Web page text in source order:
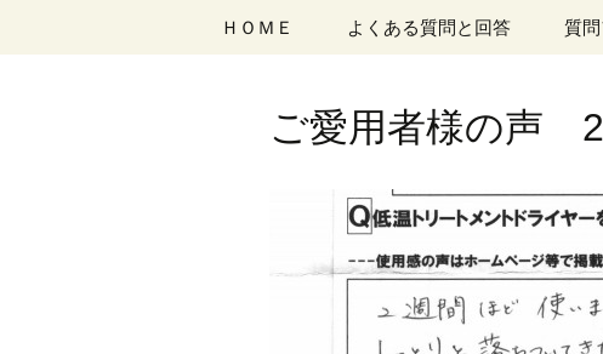
ＨＯＭＥ よくある質問と回答 質
ご愛用者様の声